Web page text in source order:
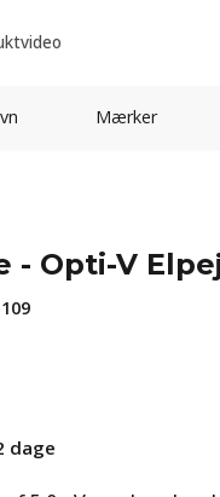
Mærker
- Opti-V
dage